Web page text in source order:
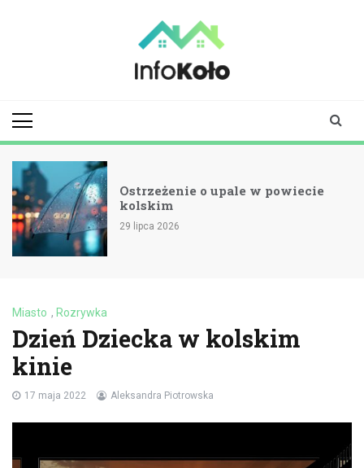
Ostrzeżenie o upale w powiecie
kolskim
29 lipca 2026
Miasto , Rozrywka
Dzień Dziecka w kolskim
kinie
17 maja 2022 Aleksandra Piotrowska